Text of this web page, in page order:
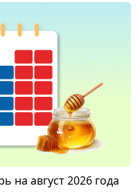
на август 2026 года